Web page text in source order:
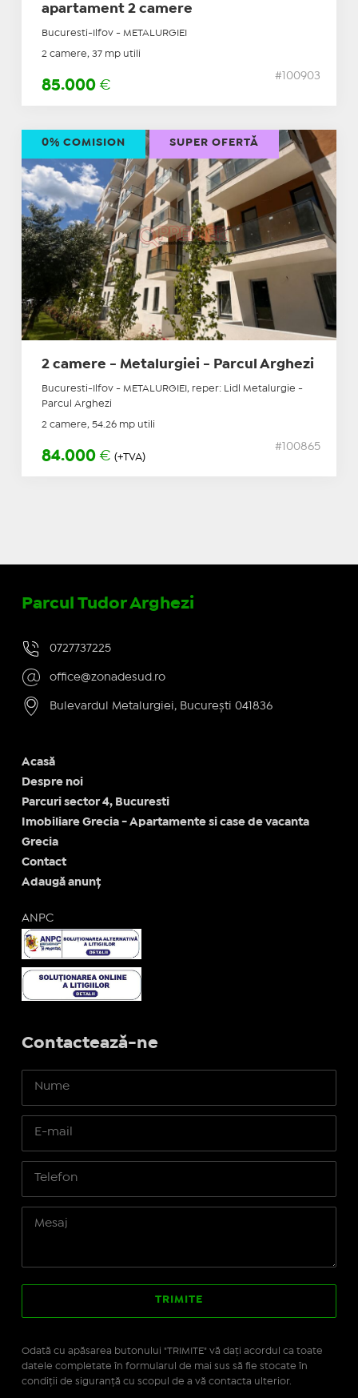
apartament 2 camere
Bucuresti-Ilfov - METALURGIEI
2 camere, 37 mp utili
85.000 €
#100903
2 camere - Metalurgiei - Parcul Arghezi
Bucuresti-Ilfov - METALURGIEI, reper: Lidl Metalurgie -
Parcul Arghezi
2 camere, 54.26 mp utili
84.000 € (+TVA)
#100865
0% COMISION SUPER OFERTĂ
Parcul Tudor Arghezi
0727737225
office@zonadesud.ro
Bulevardul Metalurgiei, București 041836
Acasă
Despre noi
Parcuri sector 4, Bucuresti
Imobiliare Grecia - Apartamente si case de vacanta
Grecia
Contact
Adaugă anunț
ANPC
Contactează-ne
Odată cu apăsarea butonului "TRIMITE" vă daţi acordul ca toate
datele completate în formularul de mai sus să fie stocate în
condiţii de siguranţă cu scopul de a vă contacta ulterior.